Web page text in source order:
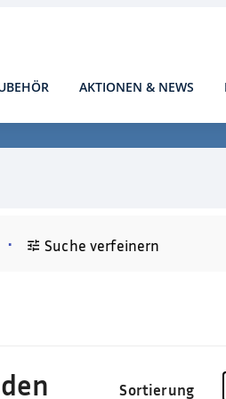
AKTIONEN & NEWS
• Suche verfeinern
Sortierung